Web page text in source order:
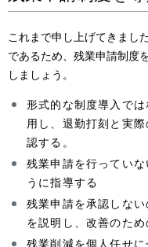
これまで申し上げてきまし
であるため、残業申請制度
しましょう。
形式的な制度導入で
用し、退勤打刻と実
認する。
残業申請を行ってい
うに指導する
残業申請を承認しな
を説明し、改善のため
残業削減を個人任せ